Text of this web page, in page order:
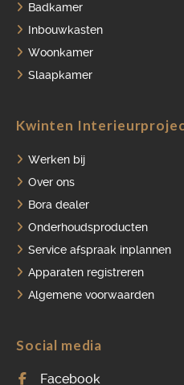
Badkamer
Inbouwkasten
Woonkamer
Slaapkamer
Kwinten
Werken bij
Over ons
Bora dealer
Onderhoudsproducten
Service afspraak inplannen
Apparaten registreren
Algemene voorwaarden
Social media
Facebook
SERVICE
APPARATEN